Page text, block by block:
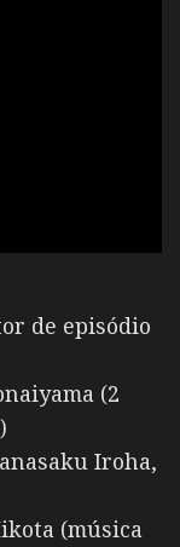
de episódio
(2
Iroha,
(música